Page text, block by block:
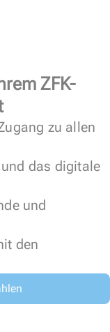
ZFK-
zu allen
das digitale
und
den